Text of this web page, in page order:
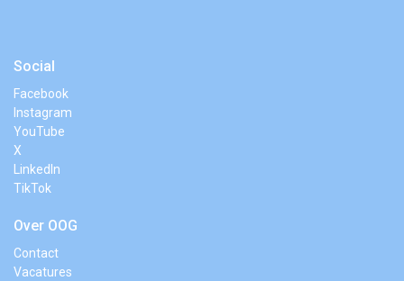
Social
Facebook
Instagram
YouTube
X
LinkedIn
TikTok
Over OOG
Contact
Vacatures